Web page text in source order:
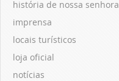
história de nossa senhora
imprensa
locais turísticos
loja oficial
notícias